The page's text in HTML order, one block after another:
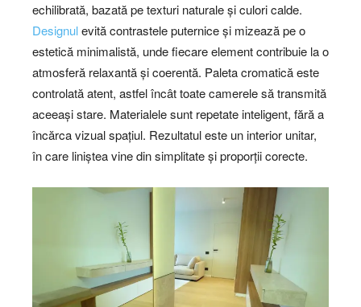
echilibrată, bazată pe texturi naturale și culori calde.
Designulevită contrastele puternice și mizează pe o
estetică minimalistă, unde fiecare element contribuie la o
atmosferă relaxantă și coerentă. Paleta cromatică este
controlată atent, astfel încât toate camerele să transmită
aceeași stare. Materialele sunt repetate inteligent, fără a
încărca vizual spațiul. Rezultatul este un interior unitar,
în care liniștea vine din simplitate și proporții corecte.